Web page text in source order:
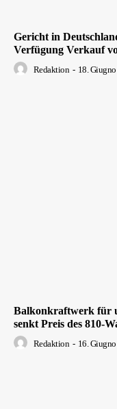
Gericht in
Verfügung Verkauf
Redaktion - 18.
Balkonkraftwerk für
senkt Preis des 810-
Redaktion - 16.